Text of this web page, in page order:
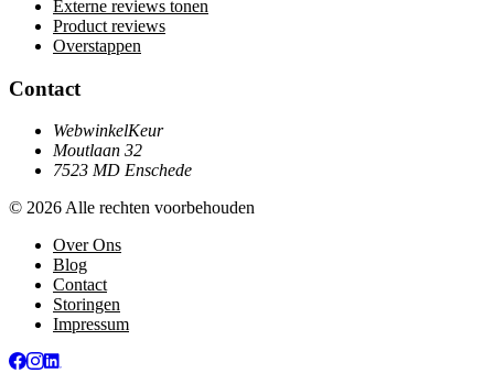
Externe reviews tonen
Product reviews
Overstappen
Contact
WebwinkelKeur
Moutlaan 32
7523 MD Enschede
© 2026 Alle rechten voorbehouden
Over Ons
Blog
Contact
Storingen
Impressum